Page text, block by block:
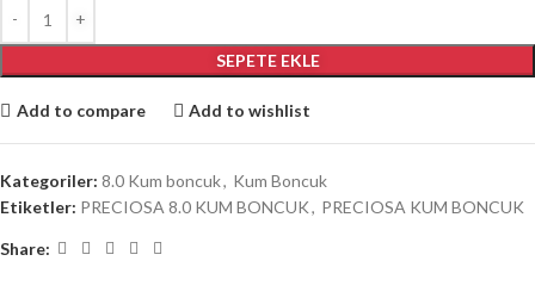
SEPETE EKLE
Add to compare Add to wishlist
Kategoriler: 8.0 Kum boncuk, Kum Boncuk
Etiketler: PRECIOSA 8.0 KUM BONCUK, PRECIOSA KUM BONCUK
Share: